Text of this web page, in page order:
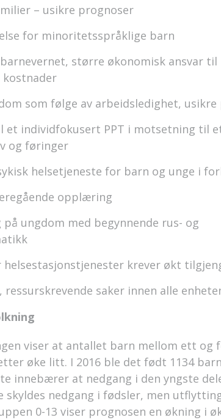
– usikre prognoser
for minoritetsspråklige barn
større økonomisk ansvar til
som følge av arbeidsledighet,
individfokusert PPT i motsetning til
og føringer
helsetjeneste for barn og unge i
opplæring
ungdom med begynnende rus- og
krever økt
saker innen alle
viser at antallet barn mellom ett og
øke litt. I 2016 ble det født 1134
innebærer at nedgang i den yngste
skyldes nedgang i fødsler, men
0-13 viser prognosen en økning i